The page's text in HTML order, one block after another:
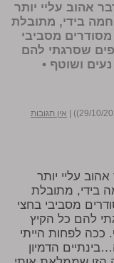
אהוב עליי יותר
בידי, מתובלת
מסודרים מסביבי
שסרגתי להם
ושוטף •
אין תגובות
עליי יותר
בידי, מתובלת
מסביבי בחצי
להם כל הקיץ
ככה לפחות הייתי
את חיי בעוד נאמר 15 שנה…בינתיים הדמיון